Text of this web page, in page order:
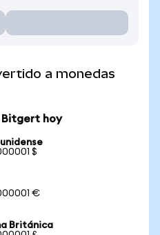
a monedas
Bitgert hoy
$
€
Británica